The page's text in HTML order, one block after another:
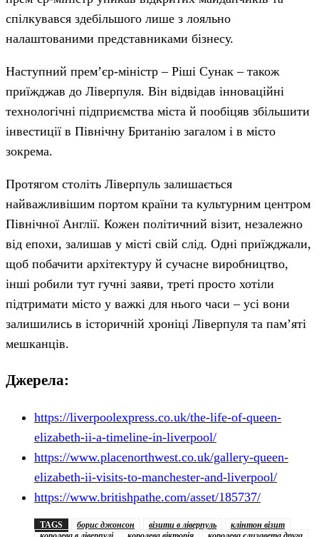
спілкувався здебільшого лише з лояльно
налаштованими представниками бізнесу.
Наступний прем’єр-міністр – Ріші Сунак – також
приїжджав до Ліверпуля. Він відвідав інноваційні
технологічні підприємства міста й пообіцяв збільшити
інвестиції в Північну Британію загалом і в місто
зокрема.
Протягом століть Ліверпуль залишається
найважливішим портом країни та культурним центром
Північної Англії. Кожен політичний візит, незалежно
від епохи, залишав у місті свій слід. Одні приїжджали,
щоб побачити архітектуру й сучасне виробництво,
інші робили тут гучні заяви, треті просто хотіли
підтримати місто у важкі для нього часи – усі вони
залишились в історичній хроніці Ліверпуля та пам’яті
мешканців.
Джерела:
https://liverpoolexpress.co.uk/the-life-of-queen-
elizabeth-ii-a-timeline-in-liverpool/
https://www.placenorthwest.co.uk/gallery-queen-
elizabeth-ii-visits-to-manchester-and-liverpool/
https://www.britishpathe.com/asset/185737/
TAGS борис джонсон візити в ліверпуль
клінтон візит